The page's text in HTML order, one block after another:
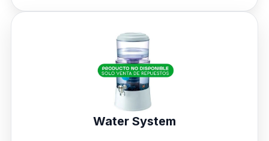
Water System